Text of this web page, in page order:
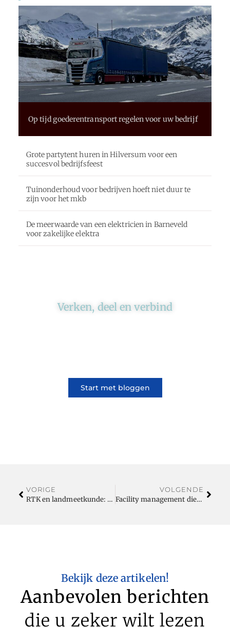
Op tijd goederentransport regelen voor uw bedrijf
Grote partytent huren in Hilversum voor een
succesvol bedrijfsfeest
Tuinonderhoud voor bedrijven hoeft niet duur te
zijn voor het mkb
De meerwaarde van een elektricien in Barneveld
voor zakelijke elektra
Verken, deel en verbind
Start met bloggen
VORIGE
RTK en landmeetkunde: nauwkeurigheid die het verschil maakt
VOLGENDE
Facility management diensten voor een optimale bedrijfsvoering
Bekijk deze artikelen!
Aanbevolen berichten
die u zeker wilt lezen